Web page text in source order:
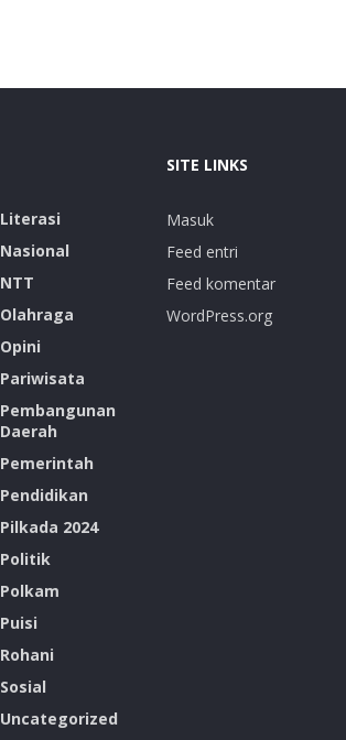
Literasi
Nasional
NTT
Olahraga
Opini
Pariwisata
Pembangunan
Daerah
Pemerintah
Pendidikan
Pilkada 2024
Politik
Polkam
Puisi
Rohani
Sosial
Uncategorized
SITE LINKS
Masuk
Feed entri
Feed komentar
WordPress.org